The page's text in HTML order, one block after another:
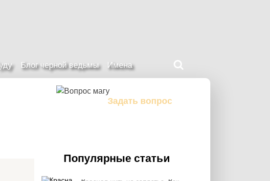
Блог черной ведьмы Имена
сайте
Задать вопрос
Популярные статьи